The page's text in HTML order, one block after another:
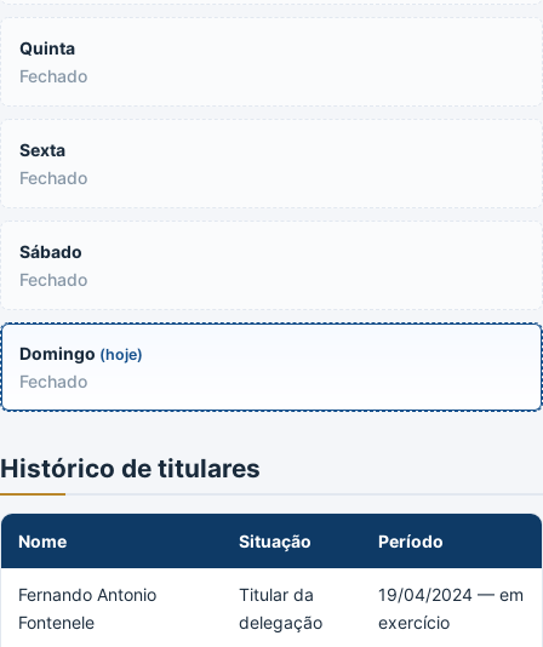
Quinta
Fechado
Sexta
Fechado
Sábado
Fechado
Domingo (hoje)
Fechado
Histórico de titulares
Nome Situação Período
Fernando Antonio
Fontenele
Titular da
delegação
19/04/2024 — em
exercício